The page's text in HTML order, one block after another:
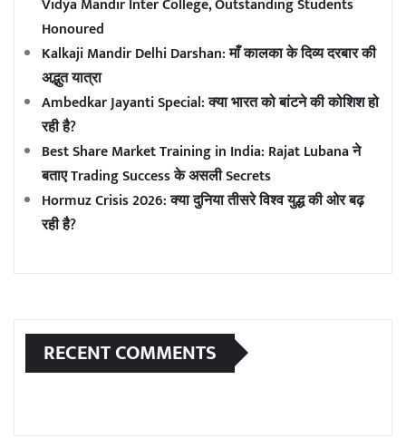
Honoured
Kalkaji Mandir Delhi Darshan: माँ कालका के दिव्य दरबार की
अद्भुत यात्रा
Ambedkar Jayanti Special: क्या भारत को बांटने की कोशिश हो
रही है?
Best Share Market Training in India: Rajat Lubana ने
बताए Trading Success के असली Secrets
Hormuz Crisis 2026: क्या दुनिया तीसरे विश्व युद्ध की ओर बढ़
रही है?
RECENT COMMENTS